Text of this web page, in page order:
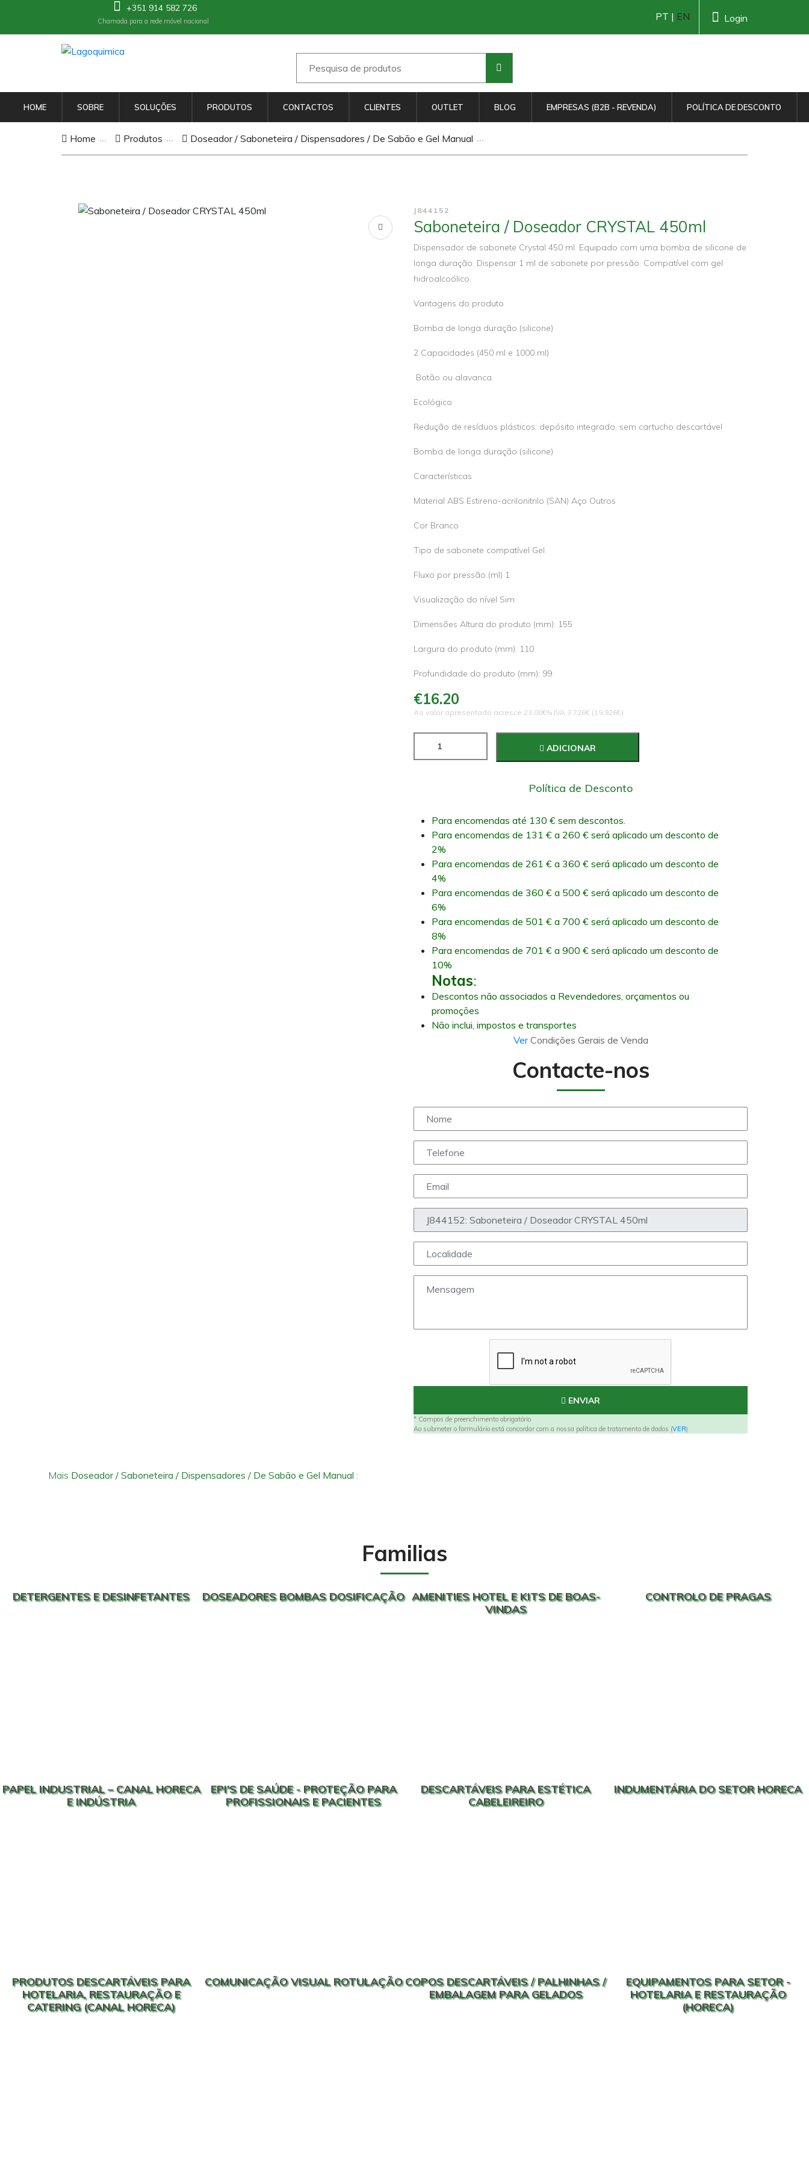
+351 914 582 726
Chamada para a rede móvel nacional Login
PT | EN
HOME SOBRE SOLUÇÕES PRODUTOS CONTACTOS CLIENTES OUTLET BLOG EMPRESAS (B2B - REVENDA) POLÍTICA DE DESCONTO
Home Produtos Doseador / Saboneteira / Dispensadores / De Sabão e Gel Manual
J844152
Saboneteira / Doseador CRYSTAL 450ml
Dispensador de sabonete Crystal 450 ml. Equipado com uma bomba de silicone de
longa duração. Dispensar 1 ml de sabonete por pressão. Compatível com gel
hidroalcoólico.
Vantagens do produto
Bomba de longa duração (silicone)
2 Capacidades (450 ml e 1000 ml)
Botão ou alavanca
Ecológico
Redução de resíduos plásticos: depósito integrado, sem cartucho descartável
Bomba de longa duração (silicone)
Características
Material ABS Estireno-acrilonitrilo (SAN) Aço Outros
Cor Branco
Tipo de sabonete compatível Gel
Fluxo por pressão (ml) 1
Visualização do nível Sim
Dimensões Altura do produto (mm): 155
Largura do produto (mm): 110
Profundidade do produto (mm): 99
€16.20
Ao valor apresentado acresce 23.00€% IVA 3.726€ (19.926€)
ADICIONAR
Política de Desconto
Para encomendas até 130 € sem descontos.
Para encomendas de 131 € a 260 € será aplicado um desconto de
2%
Para encomendas de 261 € a 360 € será aplicado um desconto de
4%
Para encomendas de 360 € a 500 € será aplicado um desconto de
6%
Para encomendas de 501 € a 700 € será aplicado um desconto de
8%
Para encomendas de 701 € a 900 € será aplicado um desconto de
10%
Notas:
Descontos não associados a Revendedores, orçamentos ou
promoções
Não inclui, impostos e transportes
VerCondições Gerais de Venda
Contacte-nos
ENVIAR
* Campos de preenchimento obrigatório
Ao submeter o formulário está concordar com a nossa política de tratamento de dados (VER)
Mais Doseador / Saboneteira / Dispensadores / De Sabão e Gel Manual :
Familias
DETERGENTES E DESINFETANTES DOSEADORES BOMBAS DOSIFICAÇÃO AMENITIES HOTEL E KITS DE BOAS-
VINDAS
CONTROLO DE PRAGAS
PAPEL INDUSTRIAL – CANAL HORECA
E INDÚSTRIA
EPI'S DE SAÚDE - PROTEÇÃO PARA
PROFISSIONAIS E PACIENTES
DESCARTÁVEIS PARA ESTÉTICA
CABELEIREIRO
INDUMENTÁRIA DO SETOR HORECA
PRODUTOS DESCARTÁVEIS PARA
HOTELARIA, RESTAURAÇÃO E
CATERING (CANAL HORECA)
COMUNICAÇÃO VISUAL ROTULAÇÃO COPOS DESCARTÁVEIS / PALHINHAS /
EMBALAGEM PARA GELADOS
EQUIPAMENTOS PARA SETOR -
HOTELARIA E RESTAURAÇÃO
(HORECA)